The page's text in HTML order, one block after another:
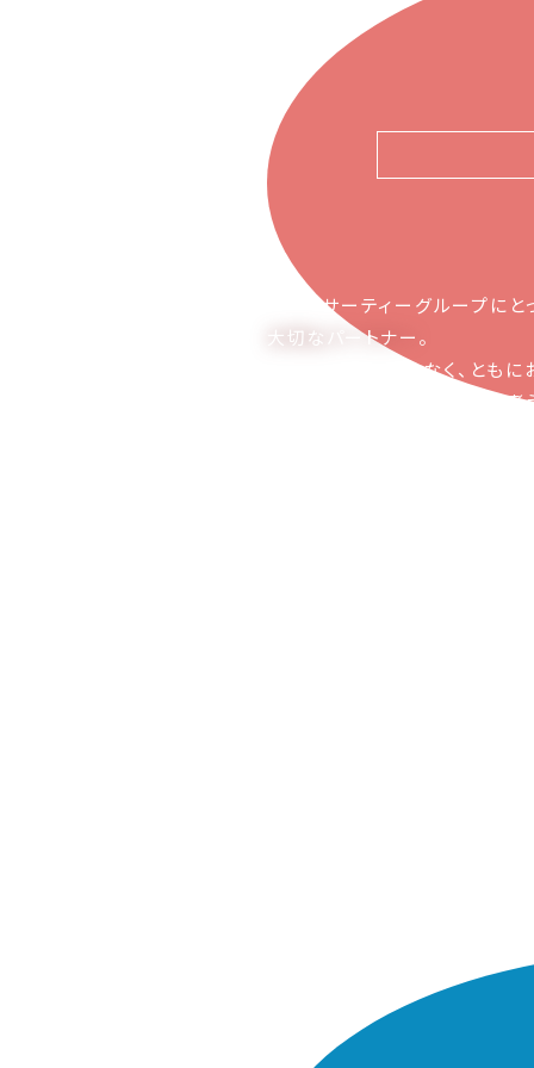
ピアーサーティーグループにと
大切なパートナー。
お取引の関係ではなく、とも
かち合える関係でありたいと考